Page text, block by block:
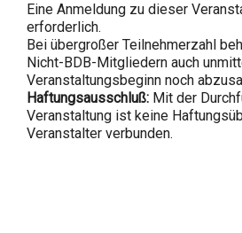
Eine Anmeldung zu dieser
erforderlich.
Bei übergroßer Teilnehmerzahl
Nicht-BDB-Mitgliedern auch
Veranstaltungsbeginn noch
Haftungsausschluß: Mit der
Veranstaltung ist keine
Veranstalter verbunden.